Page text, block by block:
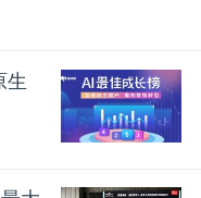
生